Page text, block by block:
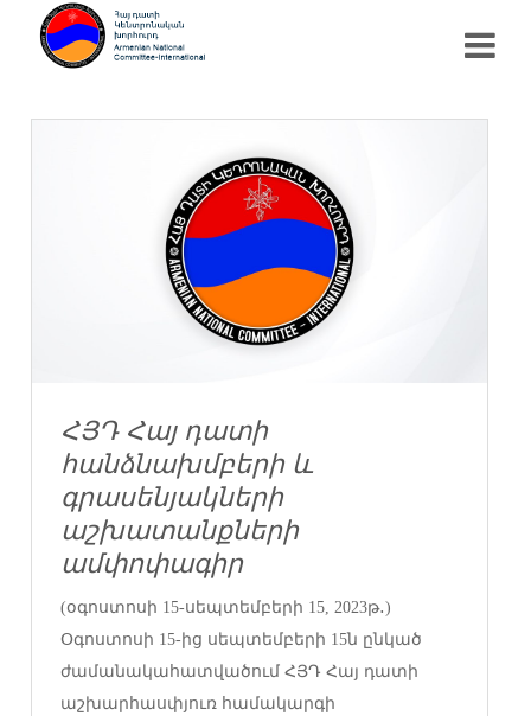
ՀՅԴ Հայ դատի
հանձնախմբերի և
գրասենյակների
աշխատանքների
ամփոփագիր
(օգոստոսի 15-սեպտեմբերի 15, 2023թ․)
Օգոստոսի 15-ից սեպտեմբերի 15ն ընկած
ժամանակահատվածում ՀՅԴ Հայ դատի
աշխարհասփյուռ համակարգի